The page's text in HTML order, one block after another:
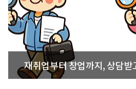
재취업부터 창업까지, 상담받